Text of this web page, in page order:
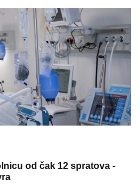
od čak 12 spratova -